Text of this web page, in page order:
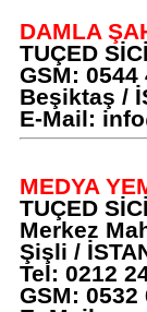
DAMLA
TUÇED
GSM: 0544
Beşiktaş /
E-Mail:
MEDYA
TUÇED
Merkez
Şişli /
Tel: 0212
GSM: 0532